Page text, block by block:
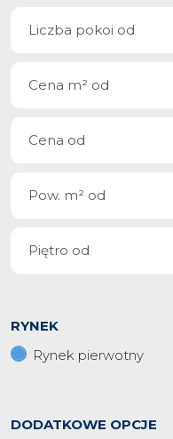
RYNEK
Rynek pierwotny
DODATKOWE OPCJE